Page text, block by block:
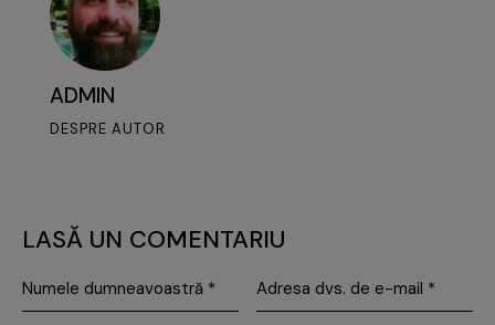
ADMIN
DESPRE AUTOR
LASĂ UN COMENTARIU